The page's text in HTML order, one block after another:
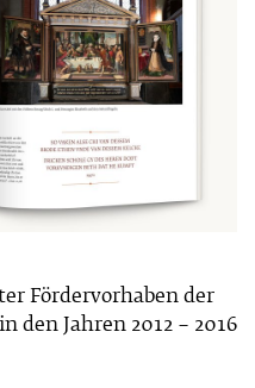
Fördervorhaben der
den Jahren 2012 – 2016